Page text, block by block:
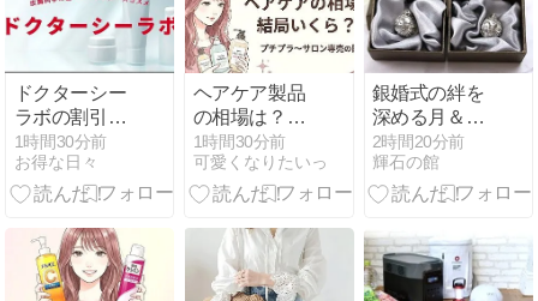
ドクターシー
ラボの割引ク
ーポンやキャ
ンペーンまと
め【2026年】
1時間30分前
お得な日々
ヘアケア製品
の相場は？価
格帯の目安と
「実際にみん
なが使ってい
ャップ
1時間30分前
可愛くなりたいっ
銀婚式の絆を
深める月＆海
ペアセットガ
ムランボール
2時間20分前
輝石の館